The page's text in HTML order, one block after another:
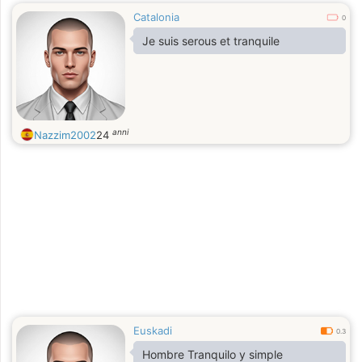
Catalonia 0
Je suis serous et tranquile
Nazzim200224 anni
Euskadi 0.3
Hombre Tranquilo y simple